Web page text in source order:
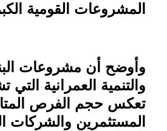
المشروعات القومية
وأوضح أن مشروعات
والتنمية العمرانية
تعكس حجم الفرص
المستثمرين والشركات